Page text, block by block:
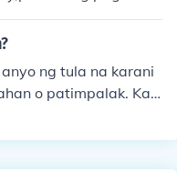
paglalarawan.....
ng tula na karani
o patimpalak. Kar
ng pangyayari o k